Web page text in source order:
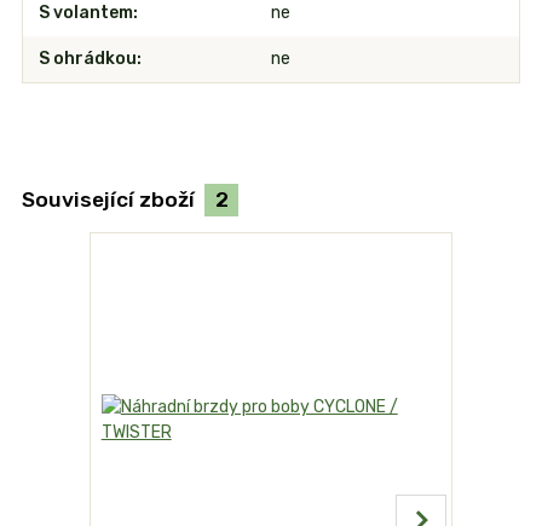
S volantem ne
S ohrádkou ne
Související zboží 2